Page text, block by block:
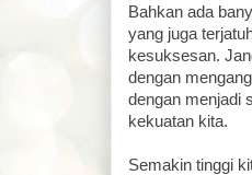
Bahkan ada
yang juga
kesuksesan.
dengan
dengan menjadi
kekuatan kita.
Semakin tinggi